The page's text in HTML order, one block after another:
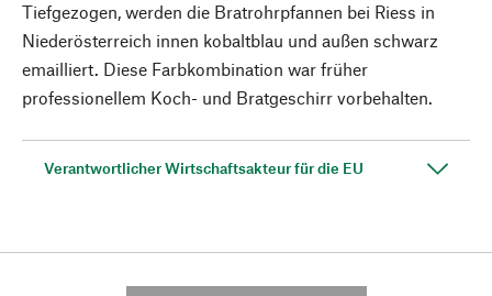
Tiefgezogen, werden die Bratrohrpfannen bei Riess in
Niederösterreich innen kobaltblau und außen schwarz
emailliert. Diese Farbkombination war früher
professionellem Koch- und Bratgeschirr vorbehalten.
Verantwortlicher Wirtschaftsakteur für die EU